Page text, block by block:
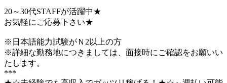
20～30代STAFFが活躍中★
お気軽にご応募下さい★
※日本語能力試験がＮ2以上の方
※詳細な勤務地につきましては、面接時にご確認をお願いい
たします。
***